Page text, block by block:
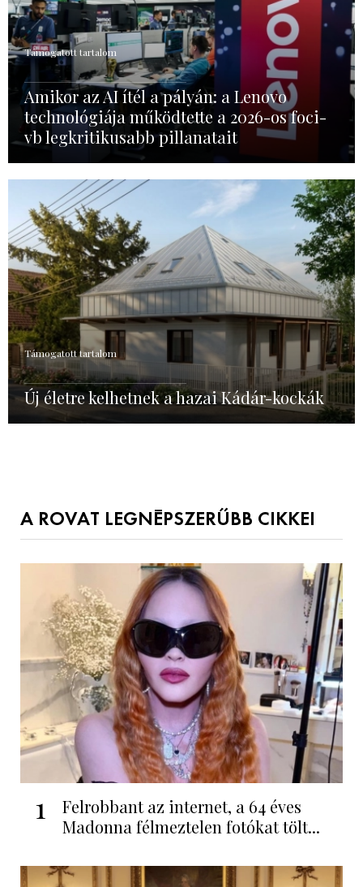
Támogatott tartalom
Amikor az AI ítél a pályán: a Lenovo
technológiája működtette a 2026-os foci-
vb legkritikusabb pillanatait
Támogatott tartalom
Új életre kelhetnek a hazai Kádár-kockák
A ROVAT LEGNÉPSZERŰBB CIKKEI
1
Felrobbant az internet, a 64 éves
Madonna félmeztelen fotókat tölt...